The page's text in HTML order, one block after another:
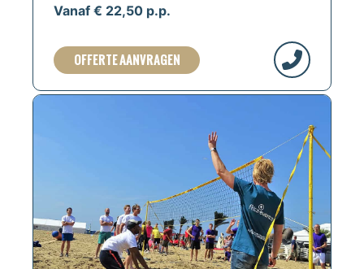
Vanaf € 22,50 p.p.
OFFERTE AANVRAGEN